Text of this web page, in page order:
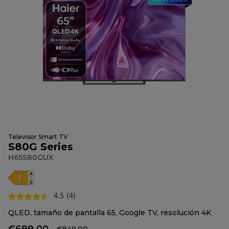
Televisor Smart TV
S80G Series
H65S80GUX
4.5 Lea
4
reseñas.
Enlace
(4)
QLED, tamaño de pantalla 65, Google TV, resolución 4K